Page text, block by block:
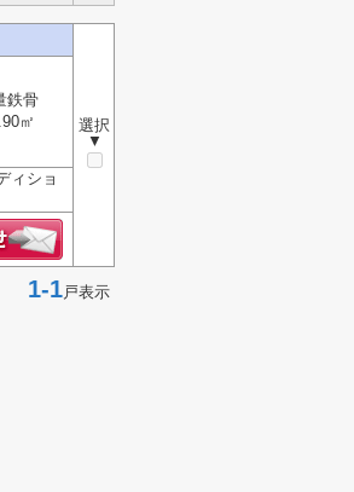
選択
▼
鉄骨
㎡
ィショ
1-1戸表示